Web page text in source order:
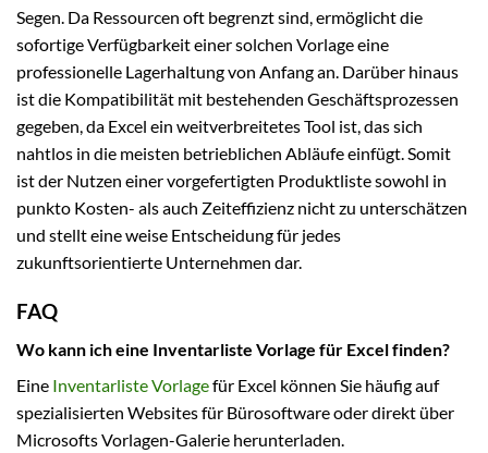
Segen. Da Ressourcen oft begrenzt sind, ermöglicht die
sofortige Verfügbarkeit einer solchen Vorlage eine
professionelle Lagerhaltung von Anfang an. Darüber hinaus
ist die Kompatibilität mit bestehenden Geschäftsprozessen
gegeben, da Excel ein weitverbreitetes Tool ist, das sich
nahtlos in die meisten betrieblichen Abläufe einfügt. Somit
ist der Nutzen einer vorgefertigten Produktliste sowohl in
punkto Kosten- als auch Zeiteffizienz nicht zu unterschätzen
und stellt eine weise Entscheidung für jedes
zukunftsorientierte Unternehmen dar.
FAQ
Wo kann ich eine Inventarliste Vorlage für Excel finden?
Eine Inventarliste Vorlagefür Excel können Sie häufig auf
spezialisierten Websites für Bürosoftware oder direkt über
Microsofts Vorlagen-Galerie herunterladen.